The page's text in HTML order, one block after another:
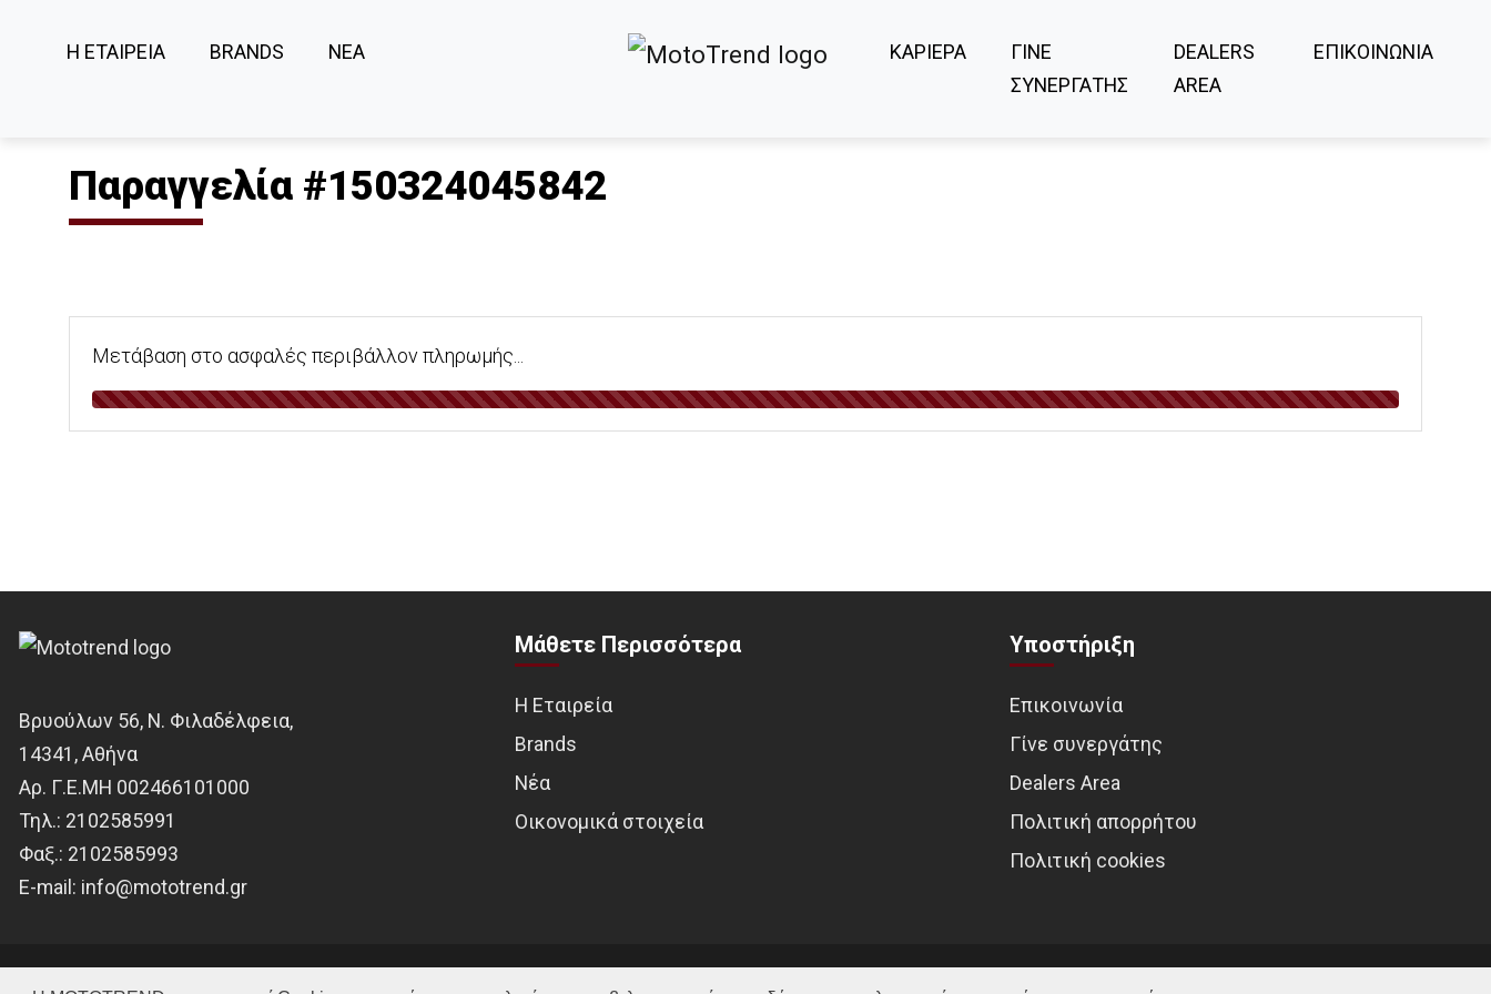
Η ΕΤΑΙΡΕΙΑ BRANDS ΝΕΑ ΚΑΡΙΕΡΑ
ΓΙΝΕ
ΣΥΝΕΡΓΑΤΗΣ
DEALERS
AREA
ΕΠΙΚΟΙΝΩΝΙΑ
Παραγγελία #150324045842
Μετάβαση στο ασφαλές περιβάλλον πληρωμής...
Βρυούλων 56, Ν. Φιλαδέλφεια,
14341, Αθήνα
Αρ. Γ.Ε.ΜΗ 002466101000
Τηλ.: 2102585991
Φαξ.: 2102585993
Ε-mail: info@mototrend.gr
Μάθετε Περισσότερα
Η Εταιρεία
Brands
Νέα
Οικονομικά στοιχεία
Υποστήριξη
Επικοινωνία
Γίνε συνεργάτης
Dealers Area
Πολιτική απορρήτου
Πολιτική cookies